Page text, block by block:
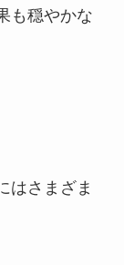
も穏やかな
はさまざま